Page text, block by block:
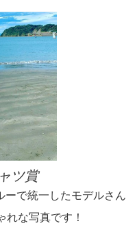
ツ賞
で統一したモデルさん
な写真です！